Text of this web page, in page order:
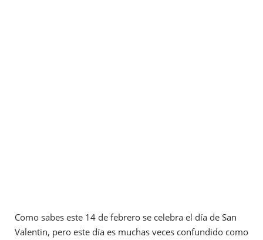
Como sabes este 14 de febrero se celebra el día de San
Valentin, pero este día es muchas veces confundido como